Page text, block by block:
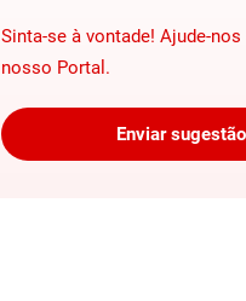
Sinta-se à vontade! Ajude-
nosso Portal.
Enviar sugestão